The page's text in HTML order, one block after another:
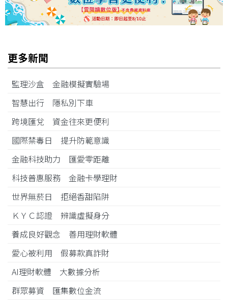
更多新聞
監理沙盒 金融模擬實驗場
智慧出行 隱私別下車
跨境匯兌 資金往來更便利
國際禁毒日 提升防範意識
金融科技助力 匯愛零距離
科技普惠服務 金融卡學理財
世界無菸日 拒絕香甜陷阱
ＫＹＣ認證 辨識虛擬身分
養成良好觀念 善用理財軟體
愛心被利用 假募款真詐財
AI理財軟體 大數據分析
群眾募資 匯集數位金流